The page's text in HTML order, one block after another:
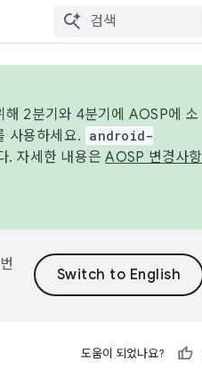
2분기와 4분기에 AOSP에 소
사용하세요. android-
. 자세한 내용은AOSP 변경사항
도움이 되었나요?